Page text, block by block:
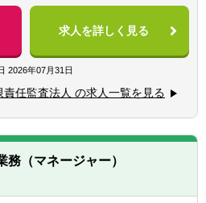
務部門での実務経験
務業務の改善経験
公認会計士の合格者、有資格者
ーがサポートします）
周辺システムを活用した業務水準
・業務効率化施策の提案及び実行サ
システム領域は別メンバーがサポー
ュアル・関連プロセスの文書化
行テスト・ユーザートレーニン
ザー受入テスト等支援
、海外進出支援にも携われるた
求人を詳しく見る
2026年07月31日
責任監査法人 の求人一覧を見る
務（マネージャー）